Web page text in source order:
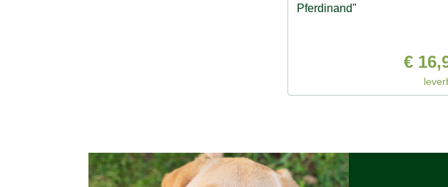
Pferdinand"
€